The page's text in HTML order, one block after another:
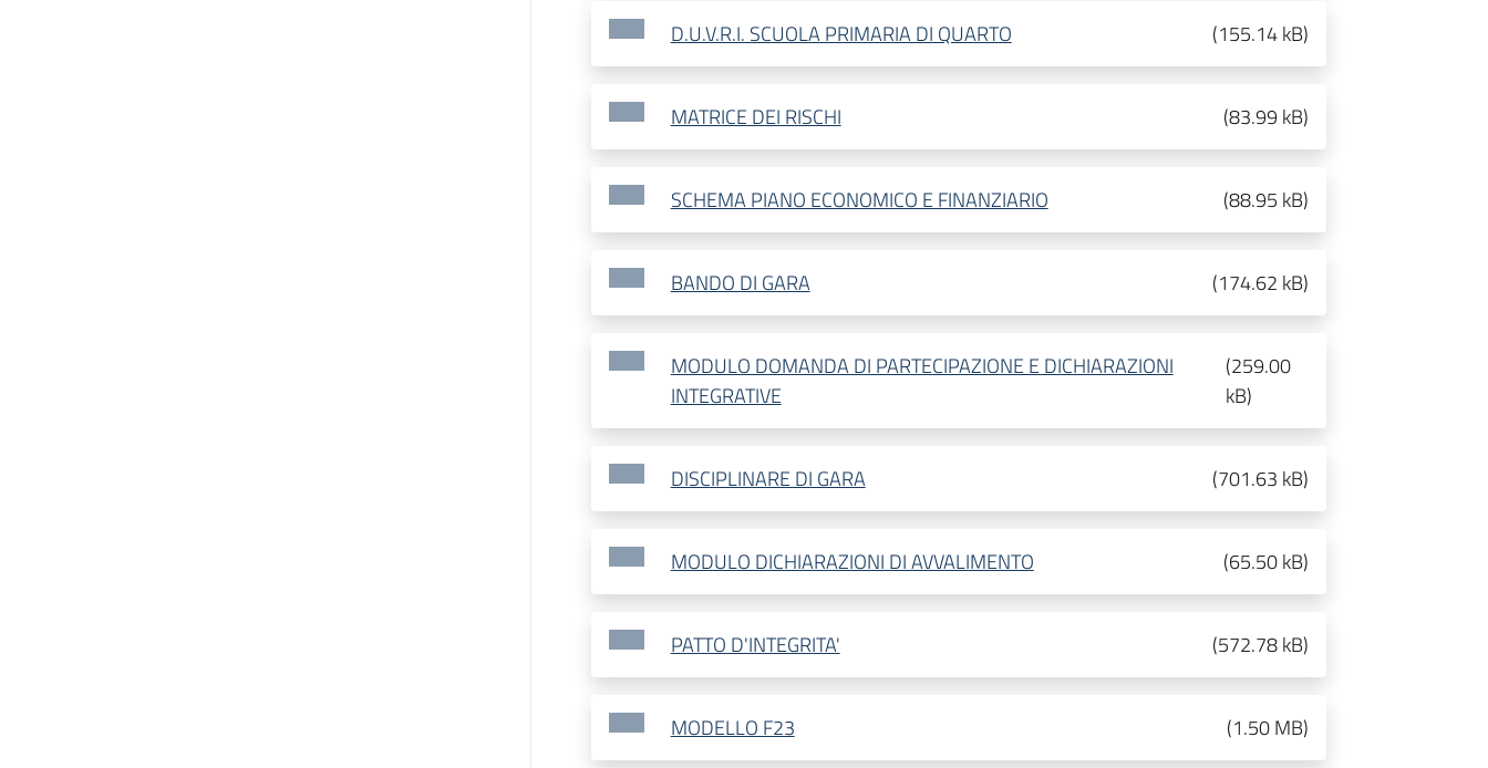
D.U.V.R.I. SCUOLA PRIMARIA DI QUARTO (155.14 kB)
MATRICE DEI RISCHI (83.99 kB)
SCHEMA PIANO ECONOMICO E FINANZIARIO (88.95 kB)
BANDO DI GARA (174.62 kB)
MODULO DOMANDA DI PARTECIPAZIONE E DICHIARAZIONI
INTEGRATIVE
(259.00
kB)
DISCIPLINARE DI GARA (701.63 kB)
MODULO DICHIARAZIONI DI AVVALIMENTO (65.50 kB)
PATTO D'INTEGRITA' (572.78 kB)
MODELLO F23 (1.50 MB)